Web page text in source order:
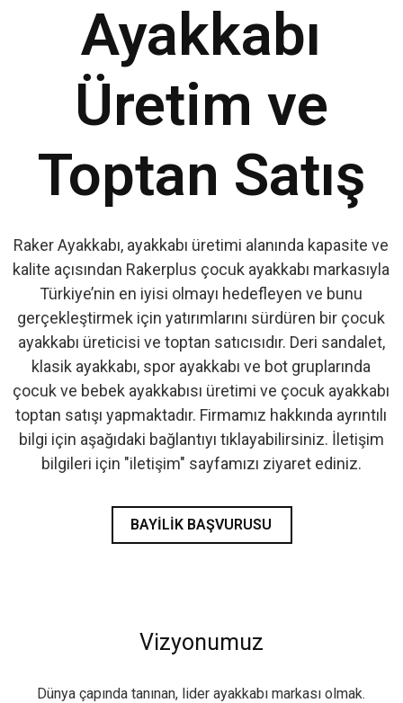
Ayakkabı
Üretim ve
Toptan Satış
Raker Ayakkabı, ayakkabı üretimi alanında kapasite ve
kalite açısından Rakerplus çocuk ayakkabı markasıyla
Türkiye’nin en iyisi olmayı hedefleyen ve bunu
gerçekleştirmek için yatırımlarını sürdüren bir çocuk
ayakkabı üreticisi ve toptan satıcısıdır. Deri sandalet,
klasik ayakkabı, spor ayakkabı ve bot gruplarında
çocuk ve bebek ayakkabısı üretimi ve çocuk ayakkabı
toptan satışı yapmaktadır. Firmamız hakkında ayrıntılı
bilgi için aşağıdaki bağlantıyı tıklayabilirsiniz. İletişim
bilgileri için "iletişim" sayfamızı ziyaret ediniz.
BAYILIK BAŞVURUSU
Vizyonumuz
Dünya çapında tanınan, lider ayakkabı markası olmak.